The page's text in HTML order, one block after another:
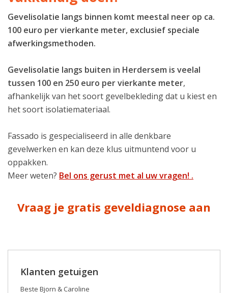
Gevelisolatie langs binnen komt meestal neer op ca.
100 euro per vierkante meter, exclusief speciale
afwerkingsmethoden.
Gevelisolatie langs buiten in Herdersem is veelal
tussen 100 en 250 euro per vierkante meter,
afhankelijk van het soort gevelbekleding dat u kiest en
het soort isolatiemateriaal.
Fassado is gespecialiseerd in alle denkbare
gevelwerken en kan deze klus uitmuntend voor u
oppakken.
Meer weten? Bel ons gerust met al uw vragen! .
Vraag je gratis geveldiagnose aan
Klanten getuigen
Beste Bjorn & Caroline